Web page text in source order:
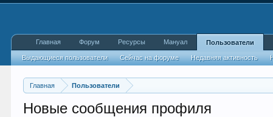
Главная Пользователи
Новые сообщения профиля
Главная Форум Ресурсы Мануал Пользователи
Выдающиеся пользователи Сейчас на форуме Недавняя активность